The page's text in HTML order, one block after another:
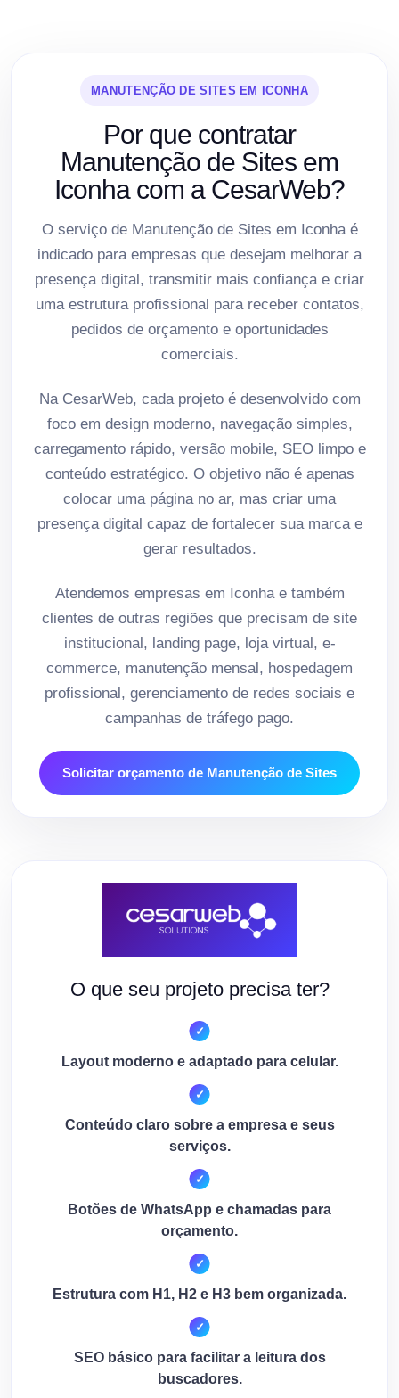
MANUTENÇÃO DE SITES EM ICONHA
Por que contratar
Manutenção de Sites em
Iconha com a CesarWeb?
O serviço de Manutenção de Sites em Iconha é
indicado para empresas que desejam melhorar a
presença digital, transmitir mais confiança e criar
uma estrutura profissional para receber contatos,
pedidos de orçamento e oportunidades
comerciais.
Na CesarWeb, cada projeto é desenvolvido com
foco em design moderno, navegação simples,
carregamento rápido, versão mobile, SEO limpo e
conteúdo estratégico. O objetivo não é apenas
colocar uma página no ar, mas criar uma
presença digital capaz de fortalecer sua marca e
gerar resultados.
Atendemos empresas em Iconha e também
clientes de outras regiões que precisam de site
institucional, landing page, loja virtual, e-
commerce, manutenção mensal, hospedagem
profissional, gerenciamento de redes sociais e
campanhas de tráfego pago.
Solicitar orçamento de Manutenção de Sites
O que seu projeto precisa ter?
Layout moderno e adaptado para celular.
Conteúdo claro sobre a empresa e seus
serviços.
Botões de WhatsApp e chamadas para
orçamento.
Estrutura com H1, H2 e H3 bem organizada.
SEO básico para facilitar a leitura dos
buscadores.